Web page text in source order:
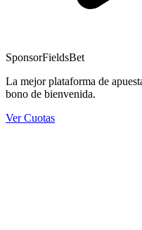
SponsorFieldsBet
La mejor plataforma de
bono de bienvenida.
Ver Cuotas